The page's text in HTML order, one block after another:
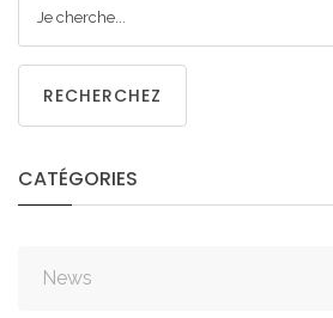
RECHERCHEZ
CATÉGORIES
News